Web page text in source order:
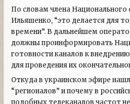
По словам члена Национального
Ильяшенко, “это делается для
времени”. В дальнейшем
должны проинформировать
готовности каналов к
для проведения их
Откуда в украинском эфире
“регионалов” и почему в
подобных телеканалов частот